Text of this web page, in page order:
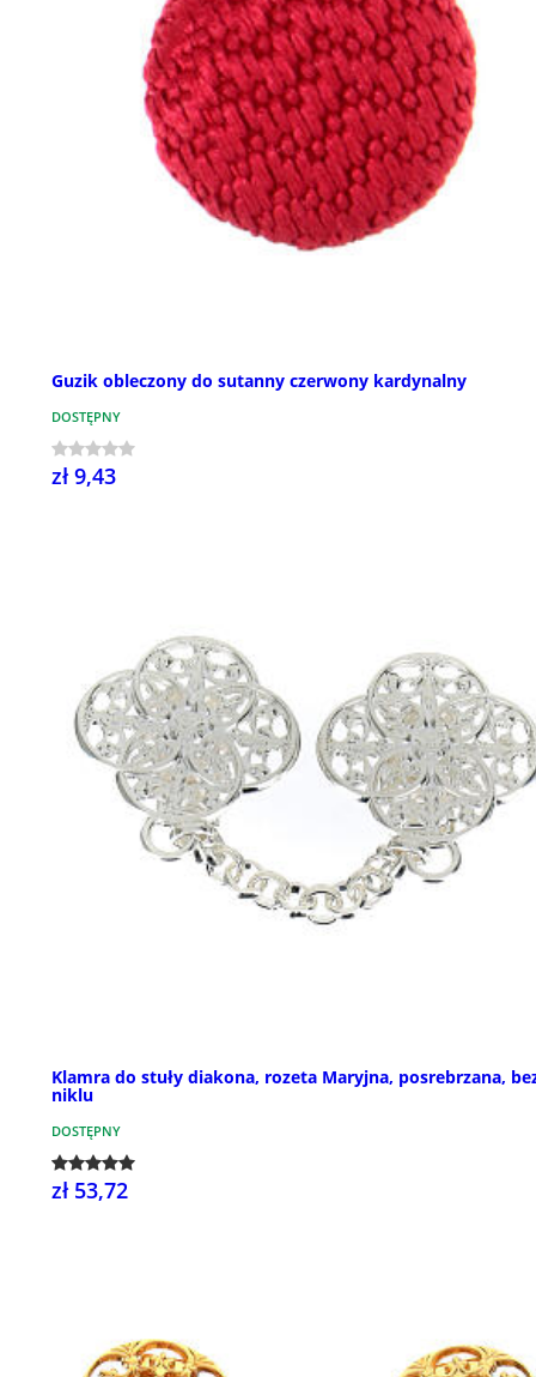
Guzik obleczony do sutanny czerwony kardynalny
DOSTĘPNY
zł 9,43
Klamra do stuły diakona, rozeta Maryjna, posrebrzana,
niklu
DOSTĘPNY
zł 53,72